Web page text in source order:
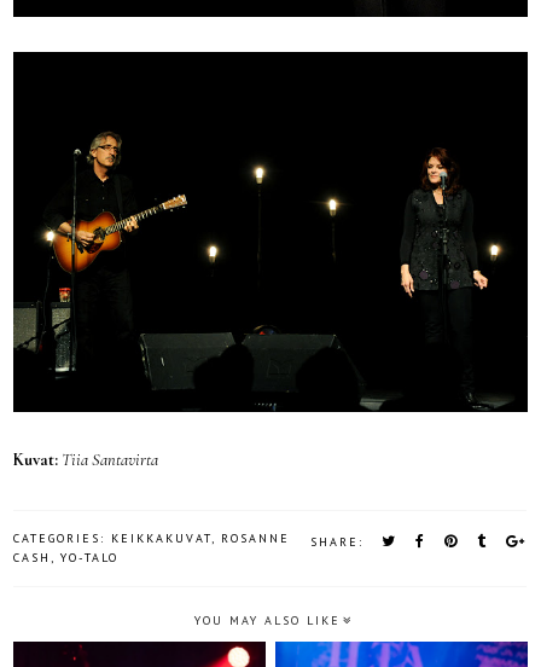
Kuvat: Tiia Santavirta
SHARE:
CATEGORIES: KEIKKAKUVAT, ROSANNE
CASH, YO-TALO
YOU MAY ALSO LIKE